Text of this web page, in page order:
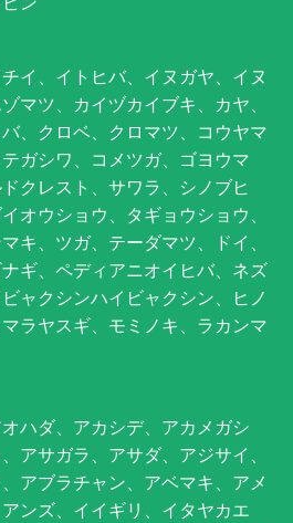
イ、イトヒバ、イヌガヤ、イヌ
マツ、カイヅカイブキ、カヤ、
、クロベ、クロマツ、コウヤマ
ガシワ、コメツガ、ゴヨウマ
クレスト、サワラ、シノブヒ
オウショウ、タギョウショウ、
キ、ツガ、テーダマツ、ドイ、
ギ、ペディアニオイヒバ、ネズ
ャクシンハイビャクシン、ヒノ
ラヤスギ、モミノキ、ラカンマ
ハダ、アカシデ、アカメガシ
アサガラ、アサダ、アジサイ、
アブラチャン、アベマキ、アメ
ンズ、イイギリ、イタヤカエ